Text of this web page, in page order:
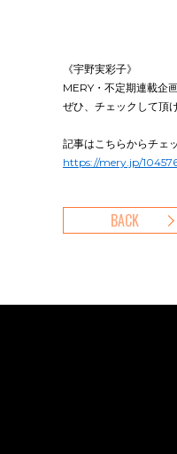
《宇野実彩子》
MERY・不定期連載企
ぜひ、チェックして頂
記事はこちらからチェ
https://mery.jp/
BACK